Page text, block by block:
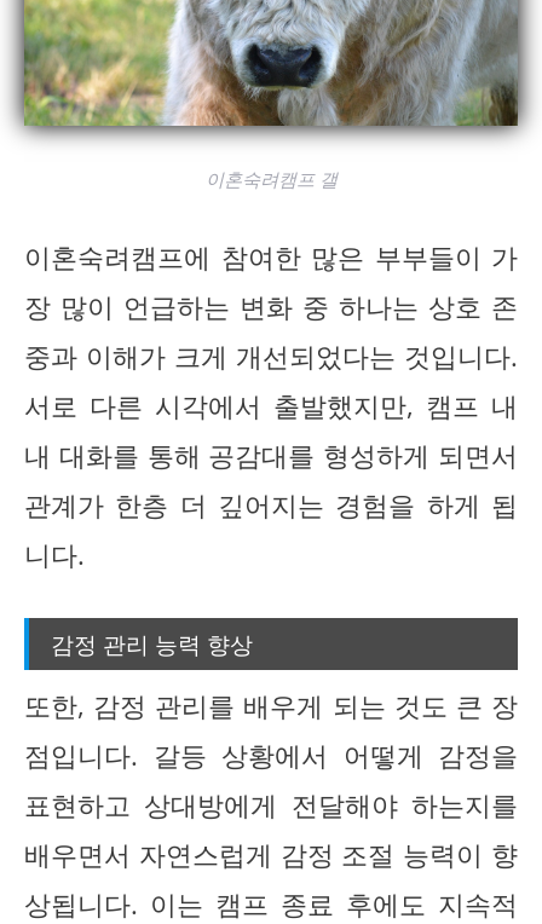
이혼숙려캠프 갤
이혼숙려캠프에 참여한 많은 부부들이 가
장 많이 언급하는 변화 중 하나는 상호 존
중과 이해가 크게 개선되었다는 것입니다.
서로 다른 시각에서 출발했지만, 캠프 내
내 대화를 통해 공감대를 형성하게 되면서
관계가 한층 더 깊어지는 경험을 하게 됩
니다.
감정 관리 능력 향상
또한, 감정 관리를 배우게 되는 것도 큰 장
점입니다. 갈등 상황에서 어떻게 감정을
표현하고 상대방에게 전달해야 하는지를
배우면서 자연스럽게 감정 조절 능력이 향
상됩니다. 이는 캠프 종료 후에도 지속적